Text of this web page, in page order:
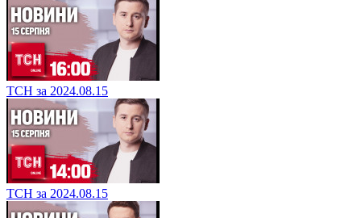
ТСН за 2024.08.15
ТСН за 2024.08.15